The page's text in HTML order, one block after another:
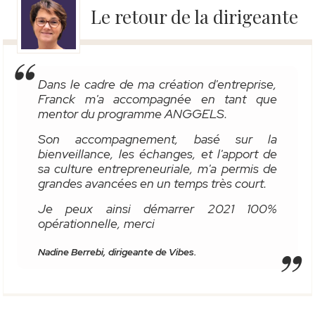
Le retour de la dirigeante
Dans le cadre de ma création d'entreprise,
Franck m'a accompagnée en tant que
mentor du programme ANGGELS.
Son accompagnement, basé sur la
bienveillance, les échanges, et l'apport de
sa culture entrepreneuriale, m'a permis de
grandes avancées en un temps très court.
Je peux ainsi démarrer 2021 100%
opérationnelle, merci
Nadine Berrebi, dirigeante de Vibes.